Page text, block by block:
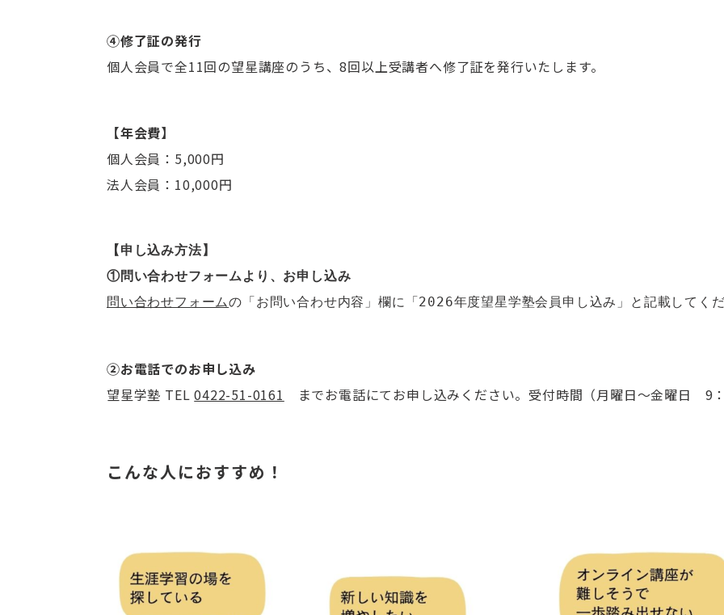
④修了証の発行
個人会員で全11回の望星講座のうち、8回以上受講者へ修了証を発行いたします。
【年会費】
個人会員：5,000円
法人会員：10,000円
【申し込み方法】
①問い合わせフォームより、お申し込み
問い合わせフォームの「お問い合わせ内容」欄に「2026年度望星学塾会員申し込み」と記載してく
➁お電話でのお申し込み
望星学塾 TEL 0422-51-0161 までお電話にてお申し込みください。受付時間（月曜日～金曜日 9
こんな人におすすめ！